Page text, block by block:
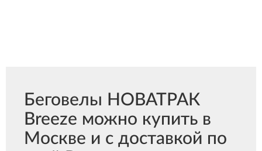
Беговелы НОВАТРАК
Breeze можно купить в
Москве и с доставкой по